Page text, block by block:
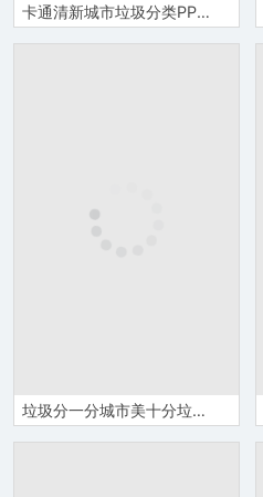
卡通清新城市垃圾分类PPT课件模板
垃圾分一分城市美十分垃圾分类从我做起PPT课件模板